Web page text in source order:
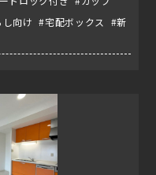
向け #宅配ボックス #新